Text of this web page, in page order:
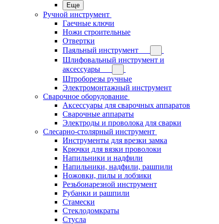
Еще
Ручной инструмент
Гаечные ключи
Ножи строительные
Отвертки
Паяльный инструмент
Шлифовальный инструмент и
аксессуары
Штроборезы ручные
Электромонтажный инструмент
Сварочное оборудование
Аксессуары для сварочных аппаратов
Сварочные аппараты
Электроды и проволока для сварки
Слесарно-столярный инструмент
Инструменты для врезки замка
Крючки для вязки проволоки
Напильники и надфили
Напильники, надфили, рашпили
Ножовки, пилы и лобзики
Резьбонарезной инструмент
Рубанки и рашпили
Стамески
Стеклодомкраты
Стусла